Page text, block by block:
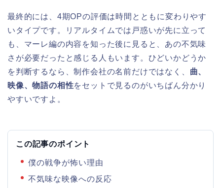
最終的には、4期OPの評価は時間とともに変わりやす
いタイプです。リアルタイムでは戸惑いが先に立って
も、マーレ編の内容を知った後に見ると、あの不気味
さが必要だったと感じる人もいます。ひどいかどうか
を判断するなら、制作会社の名前だけではなく、 曲、
映像、物語の相性をセットで見るのがいちばん分かり
やすいですよ。
この記事のポイント
僕の戦争が怖い理由
不気味な映像への反応